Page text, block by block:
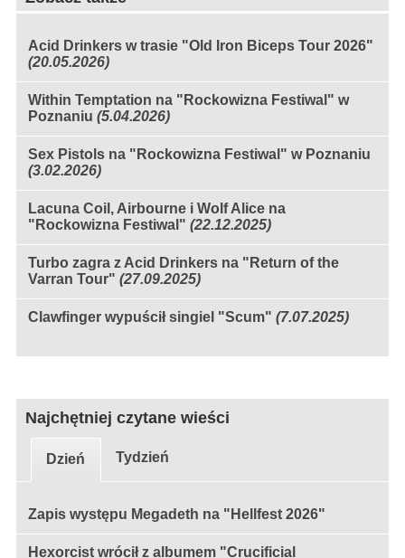
Acid Drinkers w trasie "Old Iron Biceps Tour 2026"
(20.05.2026)
Within Temptation na "Rockowizna Festiwal" w
Poznaniu (5.04.2026)
Sex Pistols na "Rockowizna Festiwal" w Poznaniu
(3.02.2026)
Lacuna Coil, Airbourne i Wolf Alice na
"Rockowizna Festiwal" (22.12.2025)
Turbo zagra z Acid Drinkers na "Return of the
Varran Tour" (27.09.2025)
Clawfinger wypuścił singiel "Scum" (7.07.2025)
Najchętniej czytane wieści
Dzień Tydzień
Zapis występu Megadeth na "Hellfest 2026"
Hexorcist wrócił z albumem "Crucificial